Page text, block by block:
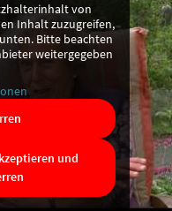
von
Inhalt zuzugreifen,
Bitte beachten
weitergegeben
und